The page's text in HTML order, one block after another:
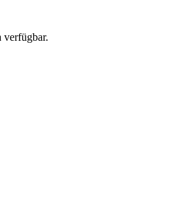
verfügbar.